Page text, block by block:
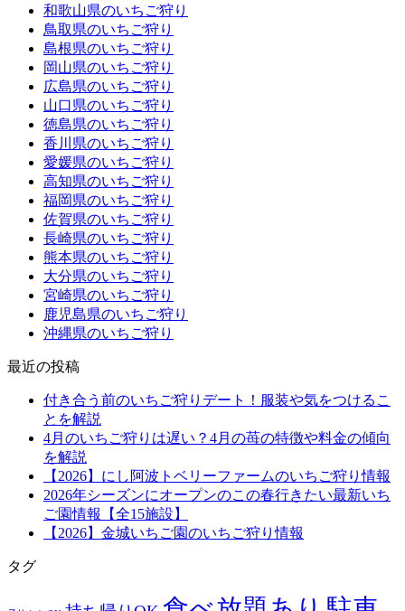
和歌山県のいちご狩り
鳥取県のいちご狩り
島根県のいちご狩り
岡山県のいちご狩り
広島県のいちご狩り
山口県のいちご狩り
徳島県のいちご狩り
香川県のいちご狩り
愛媛県のいちご狩り
高知県のいちご狩り
福岡県のいちご狩り
佐賀県のいちご狩り
長崎県のいちご狩り
熊本県のいちご狩り
大分県のいちご狩り
宮崎県のいちご狩り
鹿児島県のいちご狩り
沖縄県のいちご狩り
最近の投稿
付き合う前のいちご狩りデート！服装や気をつけるこ
とを解説
4月のいちご狩りは遅い？4月の苺の特徴や料金の傾向
を解説
【2026】にし阿波トベリーファームのいちご狩り情報
2026年シーズンにオープンのこの春行きたい最新いち
ご園情報【全15施設】
【2026】金城いちご園のいちご狩り情報
タグ